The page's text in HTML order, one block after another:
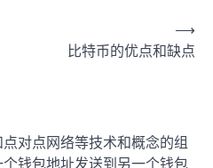
比特币的优点和缺点
⟶
对点网络等技术和概念的组
钱包地址发送到另一个钱包